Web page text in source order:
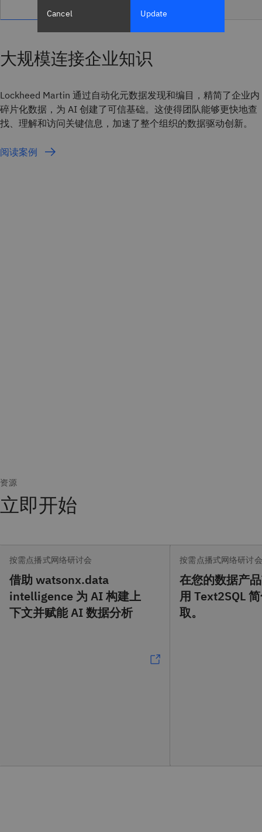
大规模连接企业知识
Lockheed Martin 通过自动化元数据发现和编目，精简了企业内
碎片化数据，为 AI 创建了可信基础。这使得团队能够更快地查
找、理解和访问关键信息，加速了整个组织的数据驱动创新。
阅读案例
资源
立即开始
按需点播式网络研讨会
借助 watsonx.data
intelligence 为 AI 构建上
下文并赋能 AI 数据分析
按需点播式网络研讨会
在您的数据产
用 Text2SQL
取。
Cancel Update